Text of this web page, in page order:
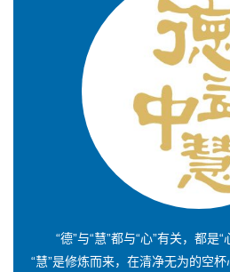
“德”与“慧”都与“心”有关，都是
“慧”是修炼而来，在清净无为的空